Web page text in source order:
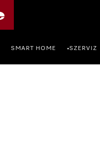
SMART HOME •SZERVIZ